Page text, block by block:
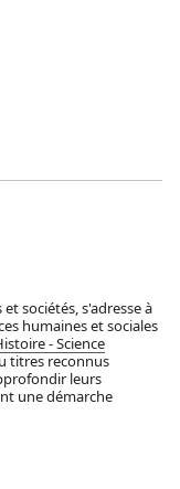
sociétés, s'adresse à
humaines et sociales
- Science
titres reconnus
leurs
une démarche